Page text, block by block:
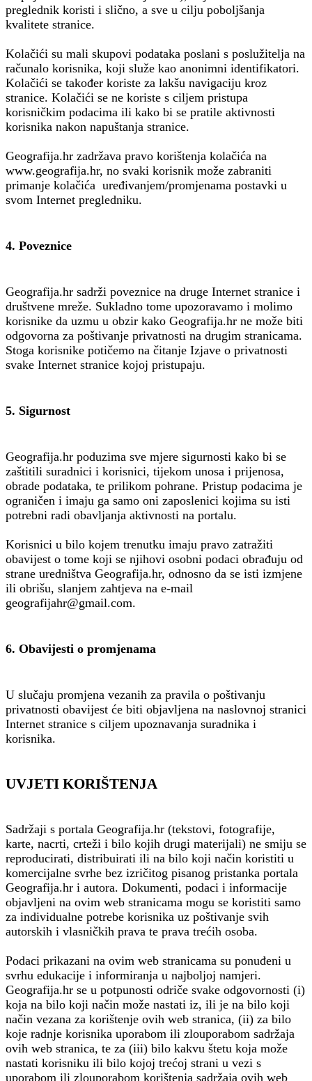
preglednik koristi i slično, a sve u cilju poboljšanja
kvalitete stranice.
Kolačići su mali skupovi podataka poslani s poslužitelja na
računalo korisnika, koji služe kao anonimni identifikatori.
Kolačići se također koriste za lakšu navigaciju kroz
stranice. Kolačići se ne koriste s ciljem pristupa
korisničkim podacima ili kako bi se pratile aktivnosti
korisnika nakon napuštanja stranice.
Geografija.hr zadržava pravo korištenja kolačića na
www.geografija.hr, no svaki korisnik može zabraniti
primanje kolačića uređivanjem/promjenama postavki u
svom Internet pregledniku.
4. Poveznice
Geografija.hr sadrži poveznice na druge Internet stranice i
društvene mreže. Sukladno tome upozoravamo i molimo
korisnike da uzmu u obzir kako Geografija.hr ne može biti
odgovorna za poštivanje privatnosti na drugim stranicama.
Stoga korisnike potičemo na čitanje Izjave o privatnosti
svake Internet stranice kojoj pristupaju.
5. Sigurnost
Geografija.hr poduzima sve mjere sigurnosti kako bi se
zaštitili suradnici i korisnici, tijekom unosa i prijenosa,
obrade podataka, te prilikom pohrane. Pristup podacima je
ograničen i imaju ga samo oni zaposlenici kojima su isti
potrebni radi obavljanja aktivnosti na portalu.
Korisnici u bilo kojem trenutku imaju pravo zatražiti
obavijest o tome koji se njihovi osobni podaci obrađuju od
strane uredništva Geografija.hr, odnosno da se isti izmjene
ili obrišu, slanjem zahtjeva na e-mail
geografijahr@gmail.com.
6. Obavijesti o promjenama
U slučaju promjena vezanih za pravila o poštivanju
privatnosti obavijest će biti objavljena na naslovnoj stranici
Internet stranice s ciljem upoznavanja suradnika i
korisnika.
UVJETI KORIŠTENJA
Sadržaji s portala Geografija.hr (tekstovi, fotografije,
karte, nacrti, crteži i bilo kojih drugi materijali) ne smiju se
reproducirati, distribuirati ili na bilo koji način koristiti u
komercijalne svrhe bez izričitog pisanog pristanka portala
Geografija.hr i autora. Dokumenti, podaci i informacije
objavljeni na ovim web stranicama mogu se koristiti samo
za individualne potrebe korisnika uz poštivanje svih
autorskih i vlasničkih prava te prava trećih osoba.
Podaci prikazani na ovim web stranicama su ponuđeni u
svrhu edukacije i informiranja u najboljoj namjeri.
Geografija.hr se u potpunosti odriče svake odgovornosti (i)
koja na bilo koji način može nastati iz, ili je na bilo koji
način vezana za korištenje ovih web stranica, (ii) za bilo
koje radnje korisnika uporabom ili zlouporabom sadržaja
ovih web stranica, te za (iii) bilo kakvu štetu koja može
nastati korisniku ili bilo kojoj trećoj strani u vezi s
uporabom ili zlouporabom korištenja sadržaja ovih web